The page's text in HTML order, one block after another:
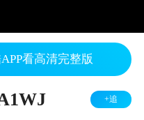
看高清完整版
+追